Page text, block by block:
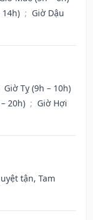
14h) ; Giờ Dậu
Giờ Tỵ (9h – 10h)
20h) ; Giờ Hợi
tận, Tam